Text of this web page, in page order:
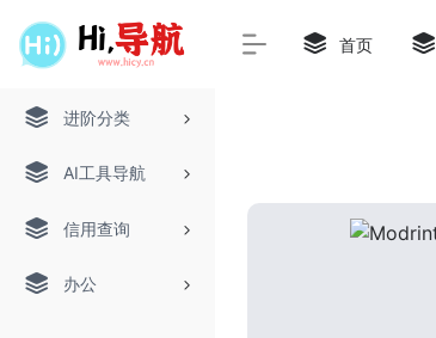
进阶分类
AI工具导航
信用查询
办公
首页